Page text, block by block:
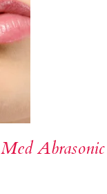
Abrasonic